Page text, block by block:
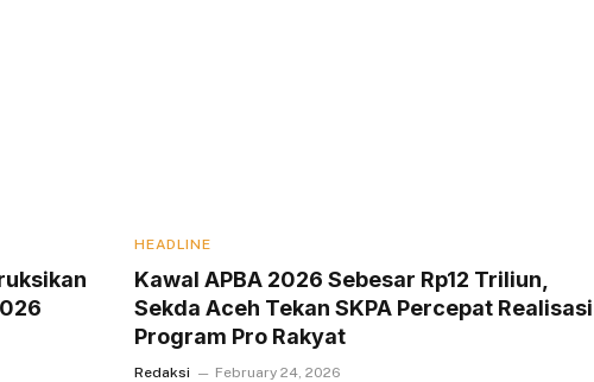
HEADLINE
Kawal APBA 2026 Sebesar Rp12 Triliun,
Sekda Aceh Tekan SKPA Percepat Realisasi
Program Pro Rakyat
Redaksi February 24, 2026